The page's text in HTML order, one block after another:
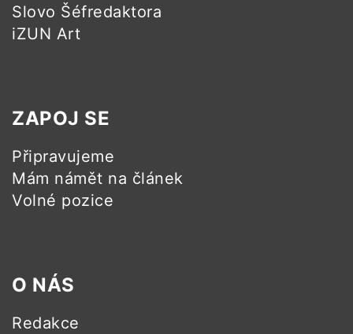
Slovo Šéfredaktora
iZUN Art
ZAPOJ SE
Připravujeme
Mám námět na článek
Volné pozice
O NÁS
Redakce